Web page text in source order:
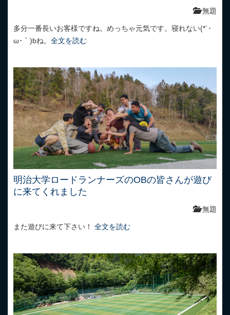
無題
多分一番長いお客様ですね。めっちゃ元気です。寝れない(*´･
ω･｀)bね。 全文を読む
明治大学ロードランナーズのOBの皆さんが遊び
に来てくれました
無題
また遊びに来て下さい！ 全文を読む